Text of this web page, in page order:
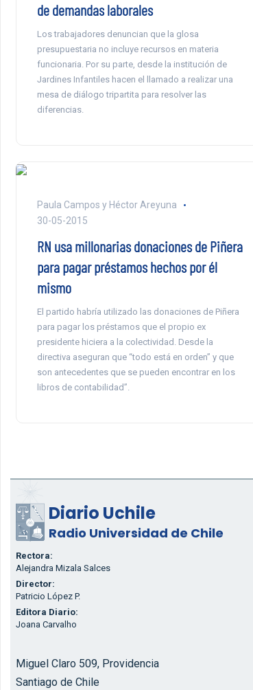
de demandas laborales
Los trabajadores denuncian que la glosa
presupuestaria no incluye recursos en materia
funcionaria. Por su parte, desde la institución de
Jardines Infantiles hacen el llamado a realizar una
mesa de diálogo tripartita para resolver las
diferencias.
Paula Campos y Héctor Areyuna
30-05-2015
RN usa millonarias donaciones de Piñera
para pagar préstamos hechos por él
mismo
El partido habría utilizado las donaciones de Piñera
para pagar los préstamos que el propio ex
presidente hiciera a la colectividad. Desde la
directiva aseguran que “todo está en orden” y que
son antecedentes que se pueden encontrar en los
libros de contabilidad”.
Diario Uchile
Radio Universidad de Chile
Rectora:
Alejandra Mizala Salces
Director:
Patricio López P.
Editora Diario:
Joana Carvalho
Miguel Claro 509, Providencia
Santiago de Chile